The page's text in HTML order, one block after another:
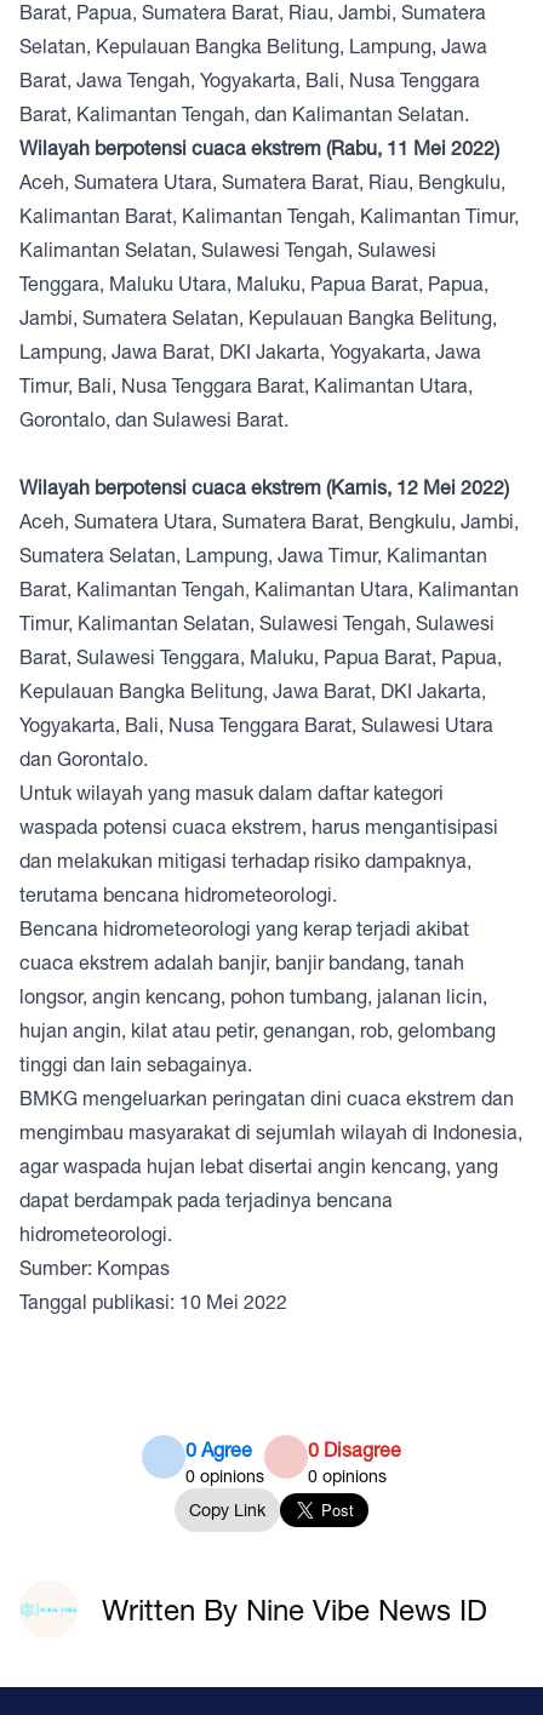
Barat, Papua, Sumatera Barat, Riau, Jambi, Sumatera
Selatan, Kepulauan Bangka Belitung, Lampung, Jawa
Barat, Jawa Tengah, Yogyakarta, Bali, Nusa Tenggara
Barat, Kalimantan Tengah, dan Kalimantan Selatan.
Wilayah berpotensi cuaca ekstrem (Rabu, 11 Mei 2022)
Aceh, Sumatera Utara, Sumatera Barat, Riau, Bengkulu,
Kalimantan Barat, Kalimantan Tengah, Kalimantan Timur,
Kalimantan Selatan, Sulawesi Tengah, Sulawesi
Tenggara, Maluku Utara, Maluku, Papua Barat, Papua,
Jambi, Sumatera Selatan, Kepulauan Bangka Belitung,
Lampung, Jawa Barat, DKI Jakarta, Yogyakarta, Jawa
Timur, Bali, Nusa Tenggara Barat, Kalimantan Utara,
Gorontalo, dan Sulawesi Barat.
Wilayah berpotensi cuaca ekstrem (Kamis, 12 Mei 2022)
Aceh, Sumatera Utara, Sumatera Barat, Bengkulu, Jambi,
Sumatera Selatan, Lampung, Jawa Timur, Kalimantan
Barat, Kalimantan Tengah, Kalimantan Utara, Kalimantan
Timur, Kalimantan Selatan, Sulawesi Tengah, Sulawesi
Barat, Sulawesi Tenggara, Maluku, Papua Barat, Papua,
Kepulauan Bangka Belitung, Jawa Barat, DKI Jakarta,
Yogyakarta, Bali, Nusa Tenggara Barat, Sulawesi Utara
dan Gorontalo.
Untuk wilayah yang masuk dalam daftar kategori
waspada potensi cuaca ekstrem, harus mengantisipasi
dan melakukan mitigasi terhadap risiko dampaknya,
terutama bencana hidrometeorologi.
Bencana hidrometeorologi yang kerap terjadi akibat
cuaca ekstrem adalah banjir, banjir bandang, tanah
longsor, angin kencang, pohon tumbang, jalanan licin,
hujan angin, kilat atau petir, genangan, rob, gelombang
tinggi dan lain sebagainya.
BMKG mengeluarkan peringatan dini cuaca ekstrem dan
mengimbau masyarakat di sejumlah wilayah di Indonesia,
agar waspada hujan lebat disertai angin kencang, yang
dapat berdampak pada terjadinya bencana
hidrometeorologi.
Sumber: Kompas
Tanggal publikasi: 10 Mei 2022
0 Agree
0 opinions
0 Disagree
0 opinions
Copy Link
Written By Nine Vibe News ID